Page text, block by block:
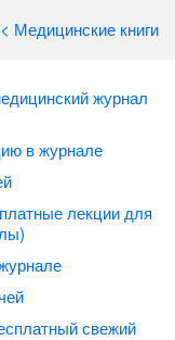
< Медицинские книги
журнал
в журнале
лекции для
свежий